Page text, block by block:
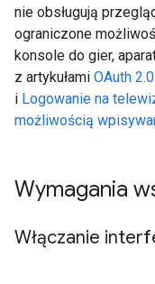
nie obsługują
ograniczone
konsole do gier,
z artykułami OAuth
i Logowanie na
możliwością
Wymagania
Włączanie